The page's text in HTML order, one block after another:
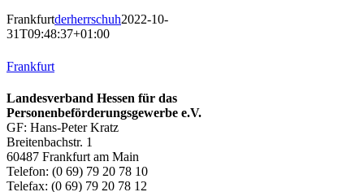
Frankfurtderherrschuh2022-10-
31T09:48:37+01:00
Frankfurt
Landesverband Hessen für das
Personenbeförderungsgewerbe e.V.
GF: Hans-Peter Kratz
Breitenbachstr. 1
60487 Frankfurt am Main
Telefon: (0 69) 79 20 78 10
Telefax: (0 69) 79 20 78 12